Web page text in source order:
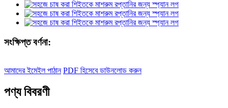
সংক্ষিপ্ত বর্ণনা:
আমাদের ইমেইল পাঠান PDF হিসেবে ডাউনলোড করুন
পণ্য বিবরণী